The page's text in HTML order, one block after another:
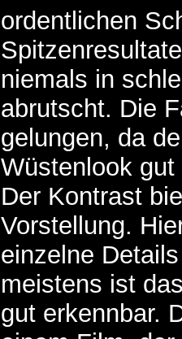
ordentlichen
niemals in
abrutscht. Die
gelungen, da
Wüstenlook
Der Kontrast
Vorstellung.
einzelne
meistens ist
gut erkennbar.